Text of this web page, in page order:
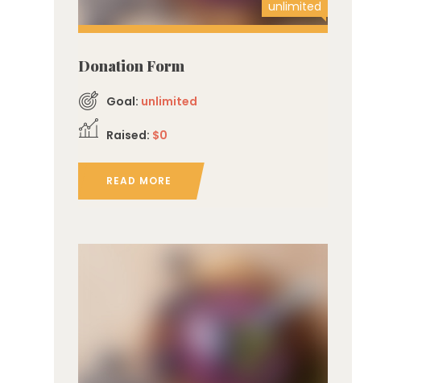
unlimited
Donation Form
Goal: unlimited
Raised: $0
READ MORE